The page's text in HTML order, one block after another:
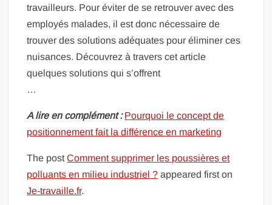
travailleurs. Pour éviter de se retrouver avec des
employés malades, il est donc nécessaire de
trouver des solutions adéquates pour éliminer ces
nuisances. Découvrez à travers cet article
quelques solutions qui s’offrent
…
A lire en complément : Pourquoi le concept de
positionnement fait la différence en marketing
The postComment supprimer les poussières et
polluants en milieu industriel ? appeared first on
Je-travaille.fr.